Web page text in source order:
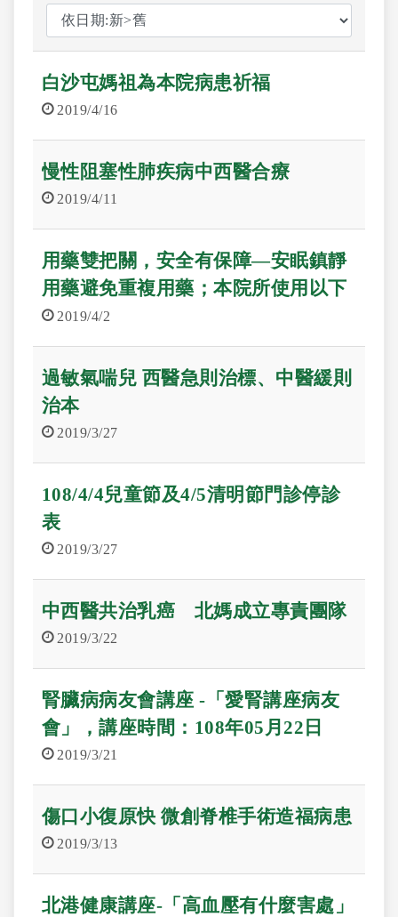
白沙屯媽祖為本院病患祈福
2019/4/16
慢性阻塞性肺疾病中西醫合療
2019/4/11
用藥雙把關，安全有保障—安眠鎮靜
用藥避免重複用藥；本院所使用以下
藥品皆為原廠藥品，請民眾安心使用
2019/4/2
過敏氣喘兒 西醫急則治標、中醫緩則
治本
2019/3/27
108/4/4兒童節及4/5清明節門診停診
表
2019/3/27
中西醫共治乳癌 北媽成立專責團隊
2019/3/22
腎臟病病友會講座 -「愛腎講座病友
會」，講座時間：108年05月22日
2019/3/21
傷口小復原快 微創脊椎手術造福病患
2019/3/13
北港健康講座-「高血壓有什麼害處」